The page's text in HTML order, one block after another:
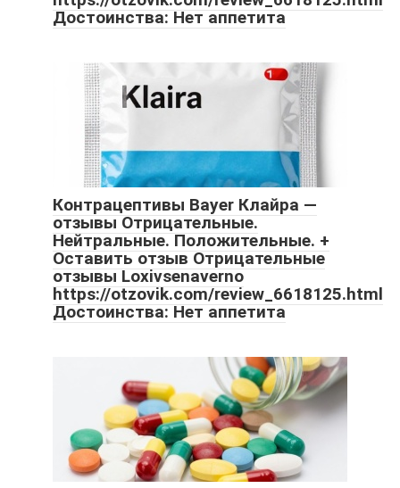
Достоинства: Нет аппетита
Контрацептивы Bayer Клайра —
отзывы Отрицательные.
Нейтральные. Положительные. +
Оставить отзыв Отрицательные
отзывы Loxivsenaverno
https://otzovik.com/review_6618125.html
Достоинства: Нет аппетита